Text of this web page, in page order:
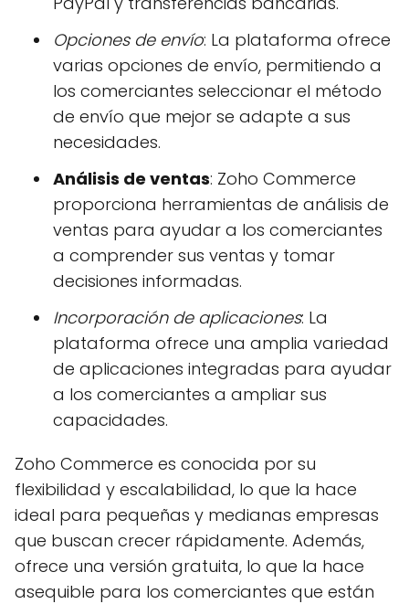
Opciones de envío: La plataforma ofrece
varias opciones de envío, permitiendo a
los comerciantes seleccionar el método
de envío que mejor se adapte a sus
necesidades.
Análisis de ventas: Zoho Commerce
proporciona herramientas de análisis de
ventas para ayudar a los comerciantes
a comprender sus ventas y tomar
decisiones informadas.
Incorporación de aplicaciones: La
plataforma ofrece una amplia variedad
de aplicaciones integradas para ayudar
a los comerciantes a ampliar sus
capacidades.
Zoho Commerce es conocida por su
flexibilidad y escalabilidad, lo que la hace
ideal para pequeñas y medianas empresas
que buscan crecer rápidamente. Además,
ofrece una versión gratuita, lo que la hace
asequible para los comerciantes que están